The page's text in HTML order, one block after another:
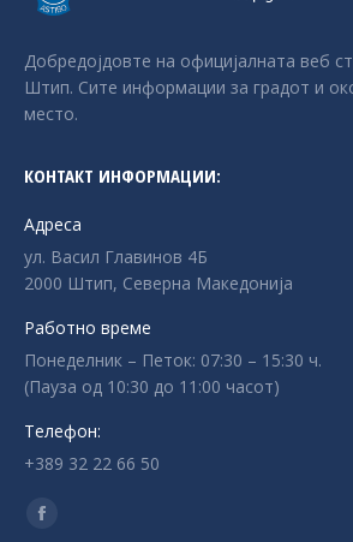
Добредојдовте на официјалната веб
Штип. Сите информации за градот и
место.
КОНТАКТ ИНФОРМАЦИИ:
Адреса
ул. Васил Главинов 4Б
2000 Штип, Северна Македонија
Работно време
Понеделник – Петок: 07:30 – 15:30 ч.
(Пауза од 10:30 до 11:00 часот)
Телефон:
+389 32 22 66 50
Find us on:
Facebook